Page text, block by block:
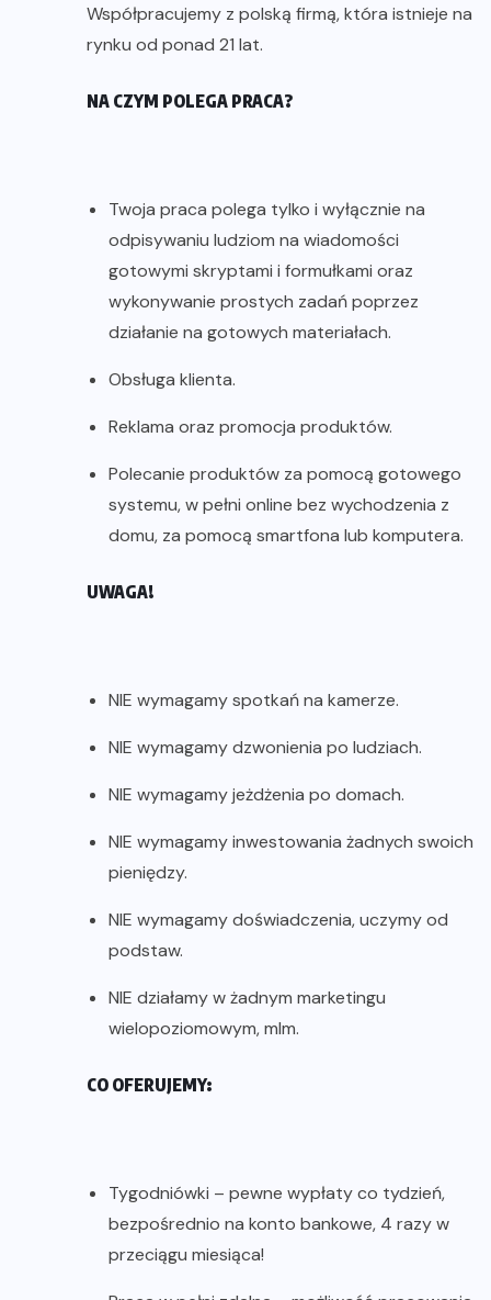
Współpracujemy z polską firmą, która istnieje na
rynku od ponad 21 lat.
NA CZYM POLEGA PRACA?
Twoja praca polega tylko i wyłącznie na
odpisywaniu ludziom na wiadomości
gotowymi skryptami i formułkami oraz
wykonywanie prostych zadań poprzez
działanie na gotowych materiałach.
Obsługa klienta.
Reklama oraz promocja produktów.
Polecanie produktów za pomocą gotowego
systemu, w pełni online bez wychodzenia z
domu, za pomocą smartfona lub komputera.
UWAGA!
NIE wymagamy spotkań na kamerze.
NIE wymagamy dzwonienia po ludziach.
NIE wymagamy jeżdżenia po domach.
NIE wymagamy inwestowania żadnych swoich
pieniędzy.
NIE wymagamy doświadczenia, uczymy od
podstaw.
NIE działamy w żadnym marketingu
wielopoziomowym, mlm.
CO OFERUJEMY:
Tygodniówki – pewne wypłaty co tydzień,
bezpośrednio na konto bankowe, 4 razy w
przeciągu miesiąca!